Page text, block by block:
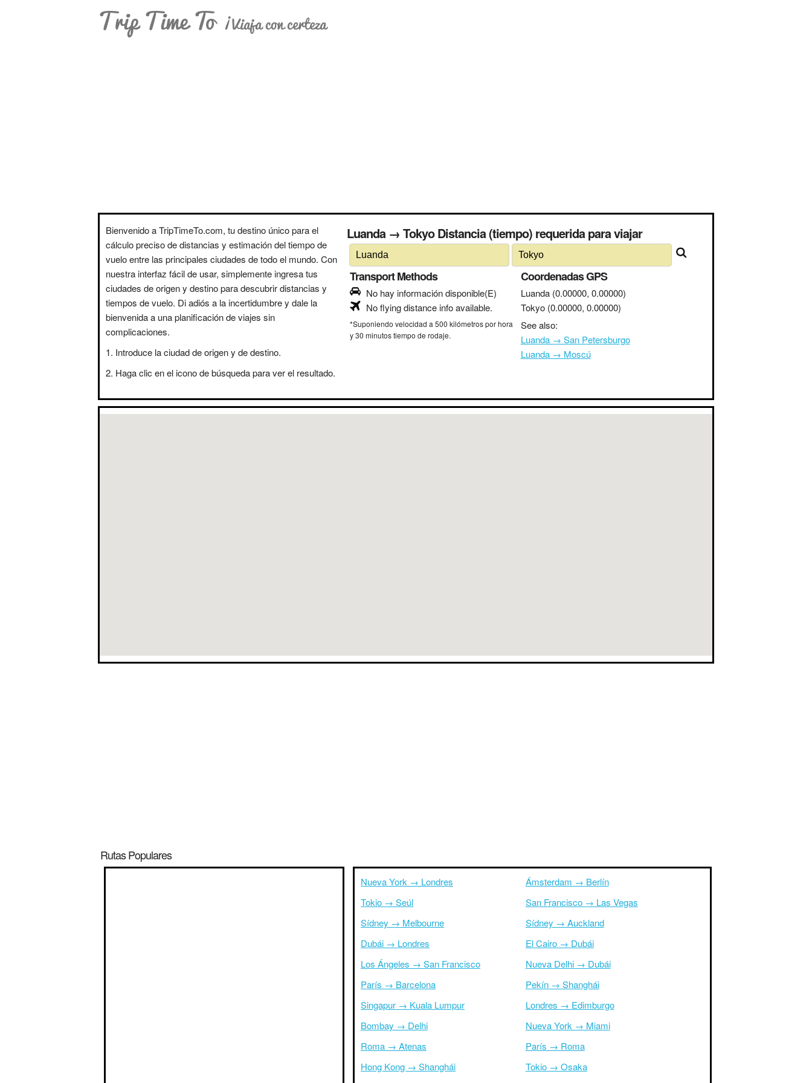
Trip Time To ¡Viaja con certeza
Bienvenido a TripTimeTo.com, tu destino único para el
cálculo preciso de distancias y estimación del tiempo de
vuelo entre las principales ciudades de todo el mundo. Con
nuestra interfaz fácil de usar, simplemente ingresa tus
ciudades de origen y destino para descubrir distancias y
tiempos de vuelo. Di adiós a la incertidumbre y dale la
bienvenida a una planificación de viajes sin
complicaciones.
Introduce la ciudad de origen y de destino.
Haga clic en el icono de búsqueda para ver el resultado.
Luanda → Tokyo Distancia (tiempo) requerida para viajar
Transport Methods
No hay información disponible(E)
No flying distance info available.
*Suponiendo velocidad a 500 kilómetros por hora
y 30 minutos tiempo de rodaje.
Coordenadas GPS
Luanda (0.00000, 0.00000)
Tokyo (0.00000, 0.00000)
See also:
Luanda → San Petersburgo
Luanda → Moscú
Rutas Populares
Nueva York → Londres
Tokio → Seúl
Sídney → Melbourne
Dubái → Londres
Los Ángeles → San Francisco
París → Barcelona
Singapur → Kuala Lumpur
Bombay → Delhi
Roma → Atenas
Hong Kong → Shanghái
Ámsterdam → Berlín
San Francisco → Las Vegas
Sídney → Auckland
El Cairo → Dubái
Nueva Delhi → Dubái
Pekín → Shanghái
Londres → Edimburgo
Nueva York → Miami
París → Roma
Tokio → Osaka